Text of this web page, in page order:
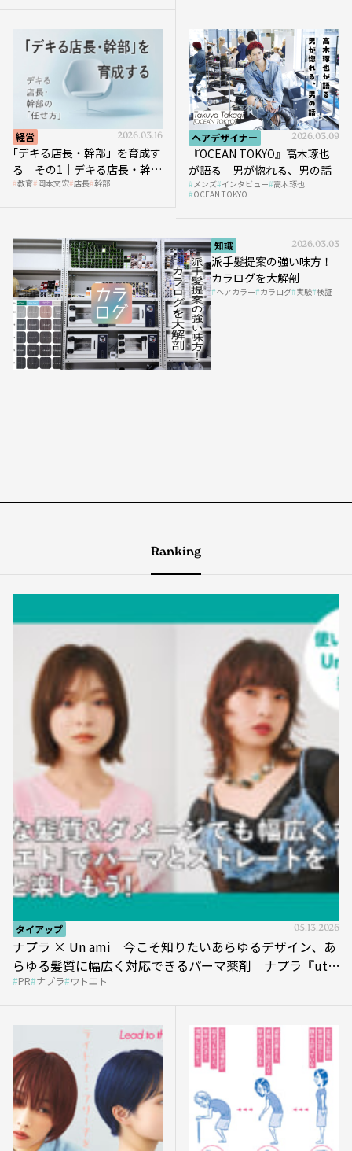
経営 2026.03.16
｢デキる店長・幹部」を育成す
る その1｜デキる店長・幹部
の「任せ方」
教育 岡本文宏 店長 幹部
ヘアデザイナー 2026.03.09
『OCEAN TOKYO』高木琢也
が語る 男が惚れる、男の話
メンズ インタビュー 高木琢也
OCEAN TOKYO
知識 2026.03.03
派手髪提案の強い味方！
カラログを大解剖
ヘアカラー カラログ 実験 検証
Ranking
タイアップ 05.13.2026
ナプラ × Un ami 今こそ知りたいあらゆるデザイン、あ
らゆる髪質に幅広く対応できるパーマ薬剤 ナプラ『ut-
et』
PR ナプラ ウトエト